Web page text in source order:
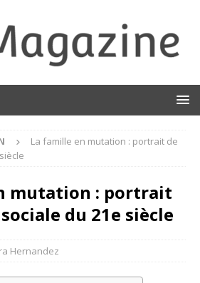
La famille en mutation : portrait de
mutation : portrait
du 21e siècle
Hernandez